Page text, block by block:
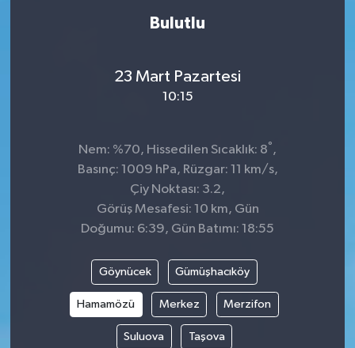
Bulutlu
23 Mart Pazartesi
10:15
Nem: %70, Hissedilen Sıcaklık: 8° ,
Basınç: 1009 hPa, Rüzgar: 11 km/s,
Çiy Noktası: 3.2,
Görüş Mesafesi: 10 km, Gün
Doğumu: 6:39, Gün Batımı: 18:55
Göynücek Gümüşhacıköy
Hamamözü Merkez Merzifon
Suluova Taşova